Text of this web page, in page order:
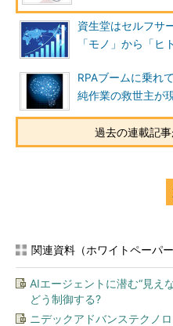
資生堂はセルフサ
「モノ」から「ヒ
RPAブームに乗れ
純作業の救世主が
過去の連載記
関連資料（ホワイトペーパー
AIエージェントに潜む“見え
どう制御する?
ニデックアドバンステクノ